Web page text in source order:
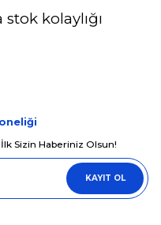
kolaylığı
Sizin Haberiniz Olsun!
KAYIT OL